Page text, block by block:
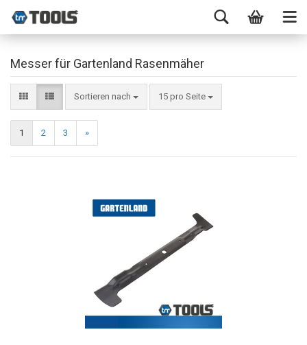
Messer für Gartenland Rasenmäher
Sortieren nach 15 pro Seite
1 2 3 »